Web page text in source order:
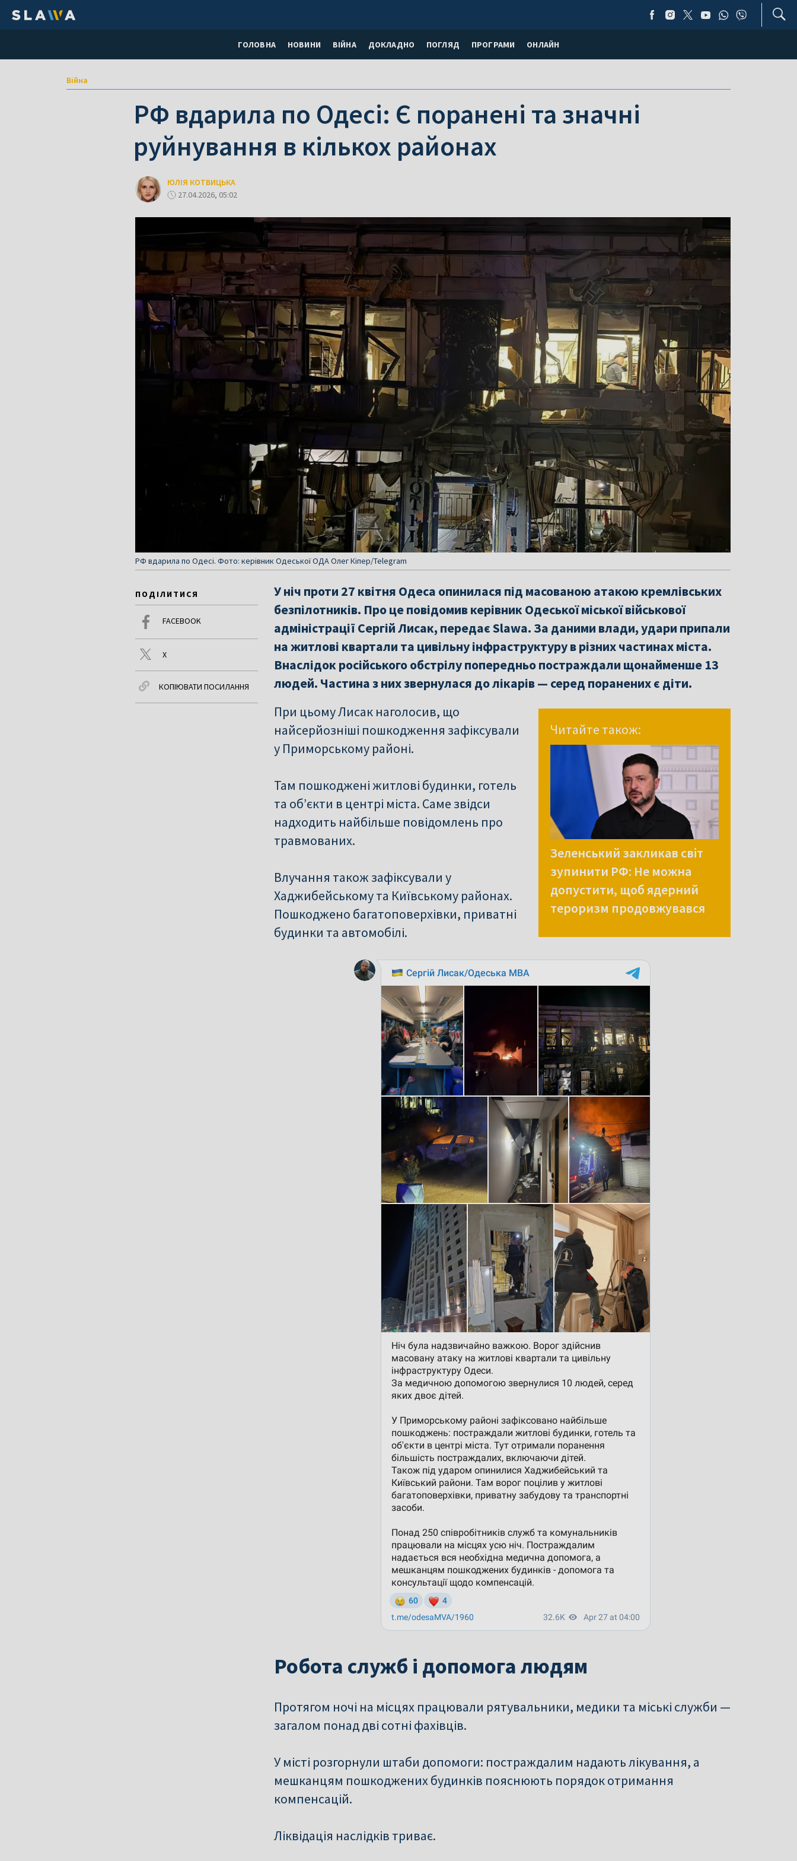
ГОЛОВНА НОВИНИ ВІЙНА ДОКЛАДНО ПОГЛЯД ПРОГРАМИ ОНЛАЙН
Війна
РФ вдарила по Одесі: Є поранені та значні
руйнування в кількох районах
ЮЛІЯ КОТВИЦЬКА
27.04.2026, 05:02
РФ вдарила по Одесі. Фото: керівник Одеської ОДА Олег Кіпер/Telegram
ПОДІЛИТИСЯ
FACEBOOK
X
КОПІЮВАТИ ПОСИЛАННЯ
У ніч проти 27 квітня Одеса опинилася під масованою атакою кремлівських
безпілотників. Про це повідомив керівник Одеської міської військової
адміністрації Сергій Лисак, передає Slawa. За даними влади, удари припали
на житлові квартали та цивільну інфраструктуру в різних частинах міста.
Внаслідок російського обстрілу попередньо постраждали щонайменше 13
людей. Частина з них звернулася до лікарів — серед поранених є діти.
Читайте також:
Зеленський закликав світ
зупинити РФ: Не можна
допустити, щоб ядерний
тероризм продовжувався
При цьому Лисак наголосив, що
найсерйозніші пошкодження зафіксували
у Приморському районі.
Там пошкоджені житлові будинки, готель
та об’єкти в центрі міста. Саме звідси
надходить найбільше повідомлень про
травмованих.
Влучання також зафіксували у
Хаджибейському та Київському районах.
Пошкоджено багатоповерхівки, приватні
будинки та автомобілі.
Робота служб і допомога людям
Протягом ночі на місцях працювали рятувальники, медики та міські служби —
загалом понад дві сотні фахівців.
У місті розгорнули штаби допомоги: постраждалим надають лікування, а
мешканцям пошкоджених будинків пояснюють порядок отримання
компенсацій.
Ліквідація наслідків триває.